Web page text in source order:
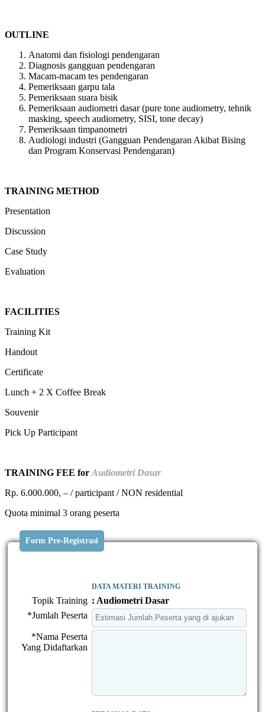
OUTLINE
Anatomi dan fisiologi pendengaran
Diagnosis gangguan pendengaran
Macam-macam tes pendengaran
Pemeriksaan garpu tala
Pemeriksaan suara bisik
Pemeriksaan audiometri dasar (pure tone audiometry, tehnik
masking, speech audiometry, SISI, tone decay)
Pemeriksaan timpanometri
Audiologi industri (Gangguan Pendengaran Akibat Bising
dan Program Konservasi Pendengaran)
TRAINING METHOD
Presentation
Discussion
Case Study
Evaluation
FACILITIES
Training Kit
Handout
Certificate
Lunch + 2 X Coffee Break
Souvenir
Pick Up Participant
TRAINING FEE for Audiometri Dasar
Rp. 6.000.000, – / participant / NON residential
Quota minimal 3 orang peserta
Form Pre-Registrasi
DATA MATERI TRAINING
Topik Training : Audiometri Dasar
*Jumlah Peserta
*Nama Peserta
Yang Didaftarkan